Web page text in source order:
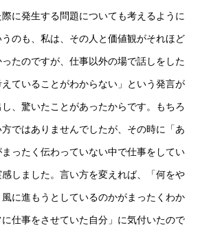
に発生する問題についても考えるように
のも、私は、その人と価値観がそれほど
たのですが、仕事以外の場で話しをした
ていることがわからない」という発言が
、驚いたことがあったからです。もちろ
ではありませんでしたが、その時に「あ
ったく伝わっていない中で仕事をしてい
しました。言い方を変えれば、「何をや
に進もうとしているのかがまったくわか
仕事をさせていた自分」に気付いたので